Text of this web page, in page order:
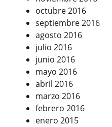
octubre 2016
septiembre 2016
agosto 2016
julio 2016
junio 2016
mayo 2016
abril 2016
marzo 2016
febrero 2016
enero 2015